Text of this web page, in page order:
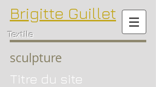
Brigitte Guillet
Textile
sculpture
Titre du site